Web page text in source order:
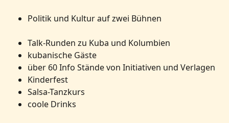
Politik und Kultur auf zwei Bühnen
Talk-Runden zu Kuba und Kolumbien
kubanische Gäste
über 60 Info Stände von Initiativen und Verlagen
Kinderfest
Salsa-Tanzkurs
coole Drinks